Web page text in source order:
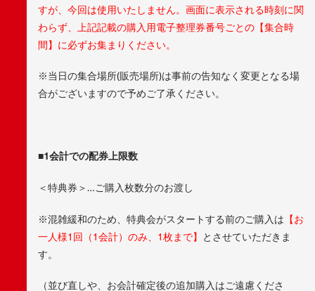
すが、今回は使用いたしません。画面に表示される時刻に関
わらず、上記記載の購入用電子整理券番号ごとの【集合時
間】に必ずお集まりください。
※当日の集合場所(販売場所)は事前の告知なく変更となる場
合がございますので予めご了承ください。
■1会計での配券上限数
＜特典券＞…ご購入枚数分のお渡し
※混雑緩和のため、特典会がスタートする前のご購入は 【お
一人様1回（1会計）のみ、1枚まで】 とさせていただきま
す。
（並び直しや、お会計確定後の追加購入はご遠慮くださ